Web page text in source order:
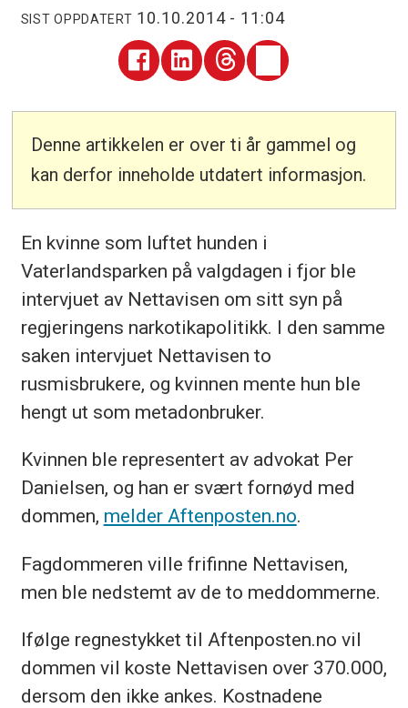
SIST OPPDATERT 10.10.2014 - 11:04
Denne artikkelen er over ti år gammel og
kan derfor inneholde utdatert informasjon.
En kvinne som luftet hunden i
Vaterlandsparken på valgdagen i fjor ble
intervjuet av Nettavisen om sitt syn på
regjeringens narkotikapolitikk. I den samme
saken intervjuet Nettavisen to
rusmisbrukere, og kvinnen mente hun ble
hengt ut som metadonbruker.
Kvinnen ble representert av advokat Per
Danielsen, og han er svært fornøyd med
dommen, melder Aftenposten.no.
Fagdommeren ville frifinne Nettavisen,
men ble nedstemt av de to meddommerne.
Ifølge regnestykket til Aftenposten.no vil
dommen vil koste Nettavisen over 370.000,
dersom den ikke ankes. Kostnadene